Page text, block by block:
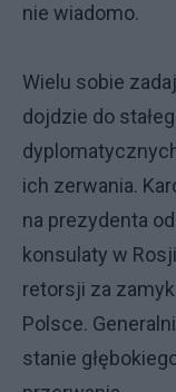
nie wiadomo.
Wielu sobie
dojdzie do
ich zerwania.
na prezydenta
konsulaty w
retorsji za
Polsce.
stanie